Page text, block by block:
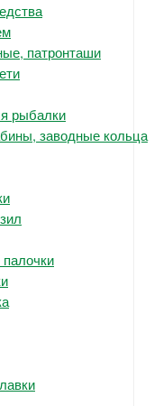
патронташи
рыбалки
заводные кольца